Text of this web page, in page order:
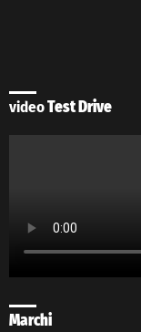
videoTest Drive
Marchi